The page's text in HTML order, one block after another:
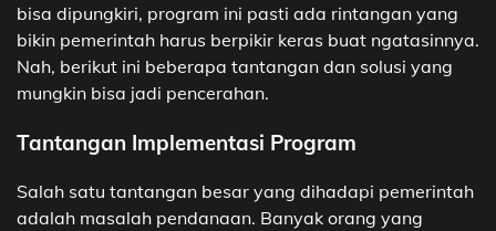
bisa dipungkiri, program ini pasti ada rintangan yang
bikin pemerintah harus berpikir keras buat ngatasinnya.
Nah, berikut ini beberapa tantangan dan solusi yang
mungkin bisa jadi pencerahan.
Tantangan Implementasi Program
Salah satu tantangan besar yang dihadapi pemerintah
adalah masalah pendanaan. Banyak orang yang